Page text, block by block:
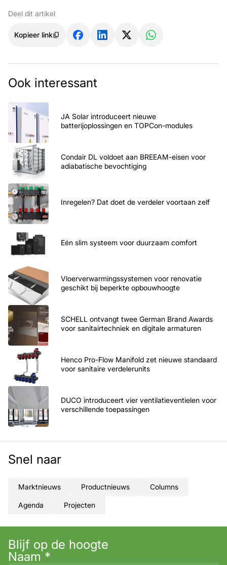
Deel dit artikel
Kopieer link
Ook interessant
JA Solar introduceert nieuwe
batterijoplossingen en TOPCon-modules
Condair DL voldoet aan BREEAM-eisen voor
adiabatische bevochtiging
Inregelen? Dat doet de verdeler voortaan zelf
Eén slim systeem voor duurzaam comfort
Vloerverwarmingssystemen voor renovatie
geschikt bij beperkte opbouwhoogte
SCHELL ontvangt twee German Brand Awards
voor sanitairtechniek en digitale armaturen
Henco Pro-Flow Manifold zet nieuwe standaard
voor sanitaire verdelerunits
DUCO introduceert vier ventilatieventielen voor
verschillende toepassingen
Snel naar
Marktnieuws Productnieuws Columns
Agenda Projecten
Blijf op de hoogte
Naam *